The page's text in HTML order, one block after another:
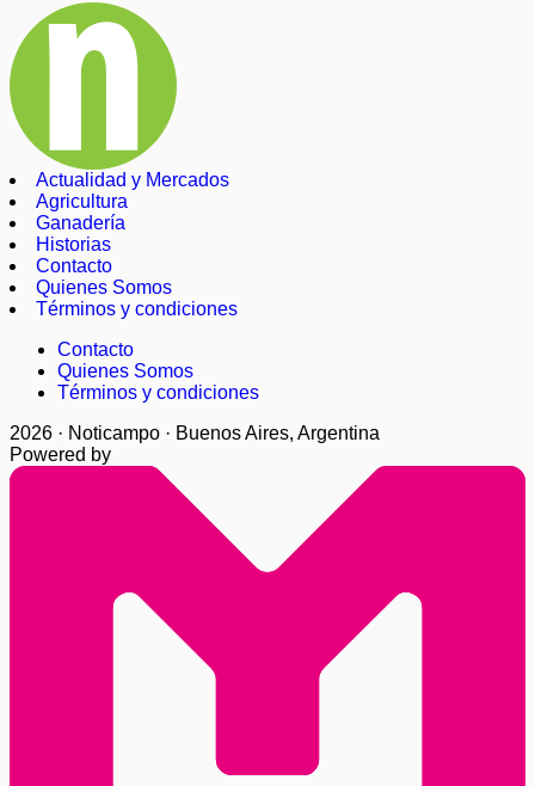
Actualidad y Mercados
Agricultura
Ganadería
Historias
Contacto
Quienes Somos
Términos y condiciones
Contacto
Quienes Somos
Términos y condiciones
2026 · Noticampo · Buenos Aires, Argentina
Powered by